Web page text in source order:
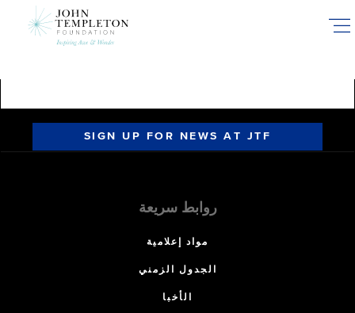
SIGN UP FOR NEWS AT JTF
روابط سريعة
مواد إعلامية
الجدول الزمني
الأخبا